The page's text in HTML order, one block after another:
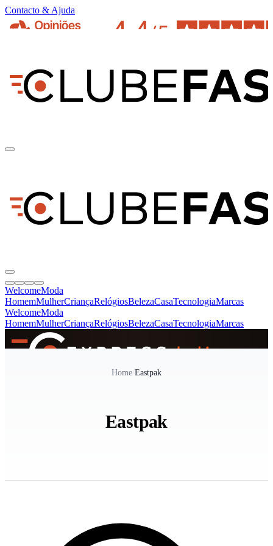
Contacto & Ajuda
WelcomeModa
HomemMulherCriançaRelógiosBelezaCasaTecnologiaMarcas
WelcomeModa
HomemMulherCriançaRelógiosBelezaCasaTecnologiaMarcas
Home/Eastpak
Eastpak